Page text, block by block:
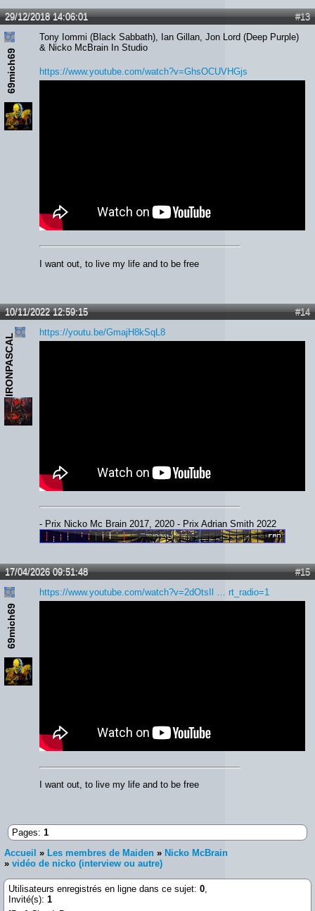
#13
29/12/2018 14:06:01
69mich69
Tony Iommi (Black Sabbath), Ian Gillan, Jon Lord (Deep Purple)
& Nicko McBrain In Studio
https://www.youtube.com/watch?v=GhsOCUVHGjs
I want out, to live my life and to be free
#14
10/11/2022 12:59:15
IRONPASCAL
https://youtu.be/GmajH8kSqL8
- Prix Nicko Mc Brain 2017, 2020 - Prix Adrian Smith 2022
#15
17/04/2026 09:51:48
69mich69
https://www.youtube.com/watch?v=2dOtsIl … rt_radio=1
I want out, to live my life and to be free
Pages: 1
Accueil » Les membres de Maiden » Nicko McBrain
» vidéo de nicko (interview ou autre)
Utilisateurs enregistrés en ligne dans ce sujet: 0,
Invité(s): 1